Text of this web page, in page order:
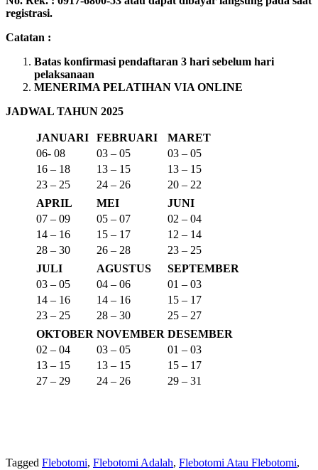
registrasi.
Catatan :
Batas konfirmasi pendaftaran 3 hari sebelum hari
pelaksanaan
MENERIMA PELATIHAN VIA ONLINE
JADWAL TAHUN 2025
JANUARI FEBRUARI
MARET
06- 08
03 – 05
03 – 05
16 – 18
13 – 15
13 – 15
23 – 25
24 – 26
20 – 22
APRIL
MEI
JUNI
07 – 09
05 – 07
02 – 04
14 – 16
15 – 17
12 – 14
28 – 30
26 – 28
23 – 25
JULI
AGUSTUS
SEPTEMBER
03 – 05
04 – 06
01 – 03
14 – 16
14 – 16
15 – 17
23 – 25
28 – 30
25 – 27
OKTOBER NOVEMBER DESEMBER
02 – 04
03 – 05
01 – 03
13 – 15
13 – 15
15 – 17
27 – 29
24 – 26 29 – 31
Tagged Flebotomi, Flebotomi Adalah, Flebotomi Atau Flebotomi,